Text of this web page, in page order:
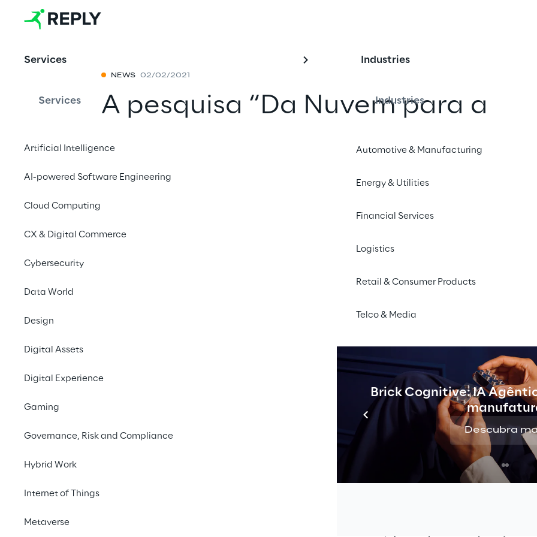
Services
Services
Artificial Intelligence
AI-powered Software Engineering
Cloud Computing
CX & Digital Commerce
Cybersecurity
Data World
Design
Digital Assets
Digital Experience
Gaming
Governance, Risk and Compliance
Hybrid Work
Internet of Things
Metaverse
Industries
Industries
Automotive & Manufacturing
Energy & Utilities
Financial Services
Logistics
Retail & Consumer Products
Telco & Media
Brick Cognitive: IA
Descubra
NEWS 02/02/2021
A pesquisa “Da Nuvem para a
Computação de Borda e revela as
principais tendências no mercado
de Computação em Nuvem
Em 2025, a Computação em Nuvem liderará o mercado de infraestrutura de
Computação de Borda se tornará um mercado em crescimento
"Da Nuvem para a Borda", realizada pela
dados Trend SONAR da Reply e com o suporte do Teknowlogy Group.
A pesquisa explora o uso de ambas as tecnologias, Computação em
Borda, nos países do “Europa-5” (Itália, Alemanha, França, Holanda, Bélgica)
Reino Unido, Brasil, China, Índia) para entender a evolução do mercado.